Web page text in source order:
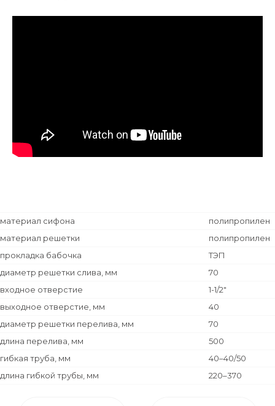
материал сифона
полипропилен
материал решетки
полипропилен
прокладка бабочка
ТЭП
диаметр решетки слива, мм
70
входное отверстие
1-1/2"
выходное отверстие, мм
40
диаметр решетки перелива, мм
70
длина перелива, мм
500
гибкая труба, мм
40–40/50
длина гибкой трубы, мм
220–370